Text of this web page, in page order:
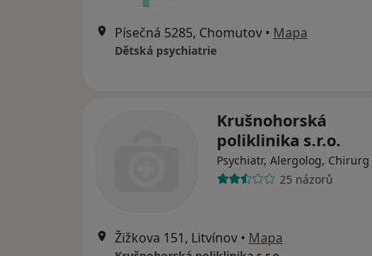
Písečná 5285, Chomutov • Mapa
Dětská psychiatrie
Krušnohorská
poliklinika s.r.o.
Psychiatr, Alergolog, Chirurg
25 názorů
Žižkova 151, Litvínov • Mapa